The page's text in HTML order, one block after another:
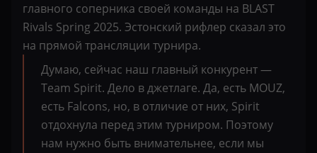
главного соперника своей команды на BLAST
Rivals Spring 2025. Эстонский рифлер сказал это
на прямой трансляции турнира.
Думаю, сейчас наш главный конкурент —
Team Spirit. Дело в джетлаге. Да, есть MOUZ,
есть Falcons, но, в отличие от них, Spirit
отдохнула перед этим турниром. Поэтому
нам нужно быть внимательнее, если мы